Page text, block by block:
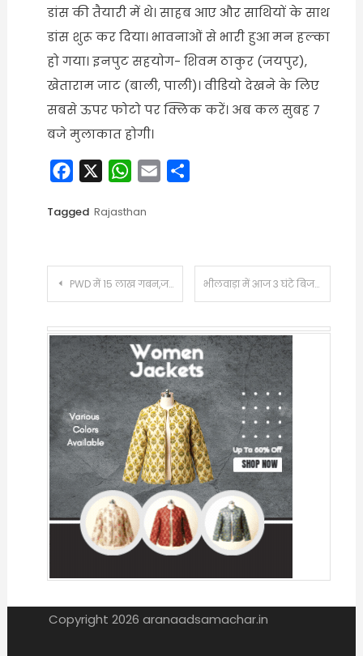
डांस की तैयारी में थे। साहब आए और साथियों के साथ
डांस शुरू कर दिया। भावनाओं से भारी हुआ मन हल्का
हो गया। इनपुट सहयोग- शिवम ठाकुर (जयपुर),
खेताराम जाट (बाली, पाली)। वीडियो देखने के लिए
सबसे ऊपर फोटो पर क्लिक करें। अब कल सुबह 7
बजे मुलाकात होगी।
Facebook WhatsApp
Email
Tagged Rajasthan
Post
navigation
PWD में 15 लाख गबन,जयपुर से आई जांच टीम:लैब सहायक रोने लगे, बोले- ATO सर के कहने पर लिए पैसे भीलवाड़ा में आज 3 घंटे बिजली बंद:मेंटेनेंस वर्क के चलते रहेगा पावर कट, जानें कौनसे इलाके होंगे प्रभावित
Copyright 2026 aranaadsamachar.in